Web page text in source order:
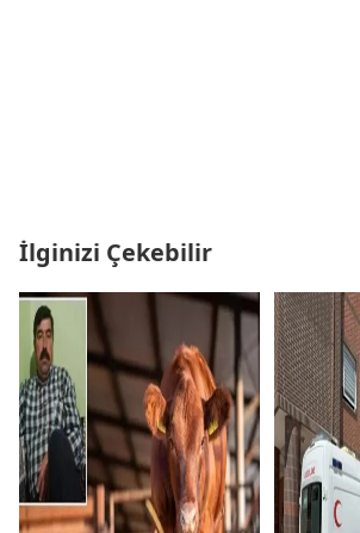
İlginizi Çekebilir